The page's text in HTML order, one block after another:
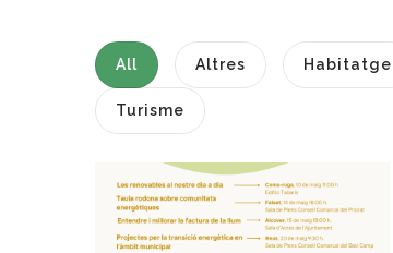
All Altres Habitatge
Turisme
Renovables Al
Nostre Dia A Dia”
A Coma-Ruga: